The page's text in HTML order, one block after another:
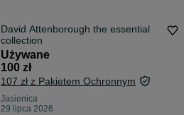
David Attenborough the essential
collection
Używane
100 zł
107 zł z Pakietem Ochronnym
Jasienica
29 lipca 2026